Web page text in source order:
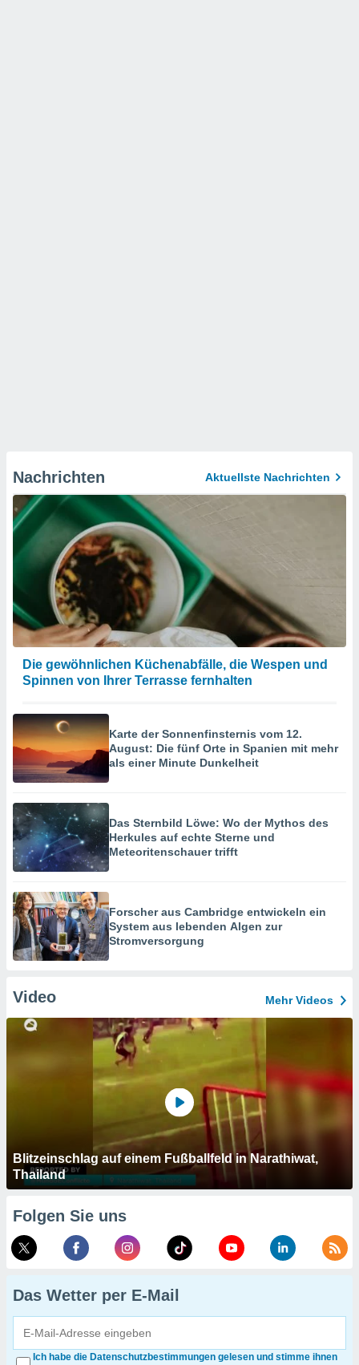
Nachrichten Aktuellste Nachrichten
Die gewöhnlichen Küchenabfälle, die Wespen und
Spinnen von Ihrer Terrasse fernhalten
Karte der Sonnenfinsternis vom 12.
August: Die fünf Orte in Spanien mit mehr
als einer Minute Dunkelheit
Das Sternbild Löwe: Wo der Mythos des
Herkules auf echte Sterne und
Meteoritenschauer trifft
Forscher aus Cambridge entwickeln ein
System aus lebenden Algen zur
Stromversorgung
Video Mehr Videos
Blitzeinschlag auf einem Fußballfeld in Narathiwat,
Thailand
Folgen Sie uns
Das Wetter per E-Mail
Ich habe die Datenschutzbestimmungen gelesen und stimme ihnen